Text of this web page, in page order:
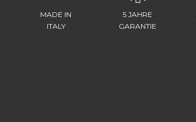
MADE IN
ITALY
5 JAHRE
GARANTIE